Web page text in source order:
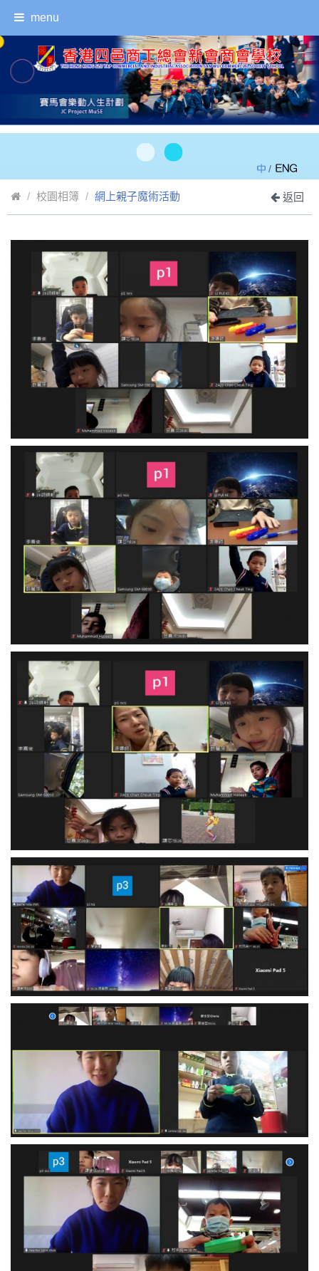
menu
/
校園相簿 網上親子魔術活動 返回